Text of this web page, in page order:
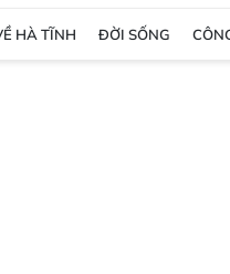
HÀ TĨNH ĐỜI SỐNG